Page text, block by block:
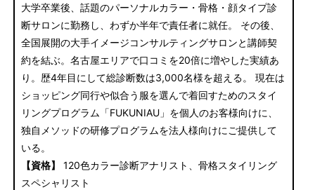
大学卒業後、話題のパーソナルカラー・骨格・顔タイプ診
断サロンに勤務し、わずか半年で責任者に就任。 その後、
全国展開の大手イメージコンサルティングサロンと講師契
約を結ぶ。名古屋エリアで口コミを20倍に増やした実績あ
り。歴4年目にして総診断数は3,000名様を超える。 現在は
ショッピング同行や似合う服を選んで着回すためのスタイ
リングプログラム「FUKUNIAU」を個人のお客様向けに、
独自メソッドの研修プログラムを法人様向けにご提供して
いる。
【資格】
120色カラー診断アナリスト、骨格スタイリング
スペシャリスト